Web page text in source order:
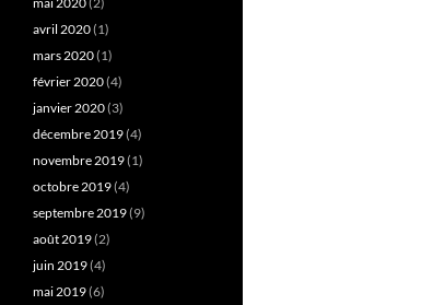
avril 2020(1)
mars 2020(1)
février 2020(4)
janvier 2020(3)
décembre 2019(4)
novembre 2019(1)
octobre 2019(4)
septembre 2019(9)
août 2019(2)
juin 2019(4)
mai 2019(6)